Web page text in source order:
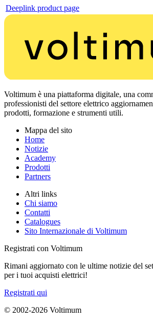
Deeplink product page
Voltimum è una piattaforma digitale, una
professionisti del settore elettrico
prodotti, formazione e strumenti utili.
Mappa del sito
Home
Notizie
Academy
Prodotti
Partners
Altri links
Chi siamo
Contatti
Catalogues
Sito Internazionale di Voltimum
Registrati con Voltimum
Rimani aggiornato con le ultime notizie del
per i tuoi acquisti elettrici!
Registrati qui
© 2002-2026 Voltimum